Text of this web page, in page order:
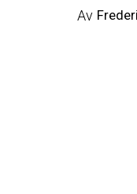
Av